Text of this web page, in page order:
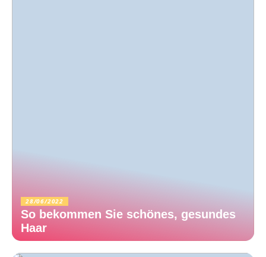
28/06/2022
So bekommen Sie schönes, gesundes
Haar